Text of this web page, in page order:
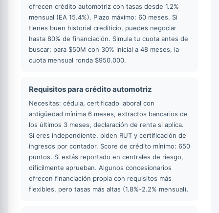
ofrecen crédito automotriz con tasas desde 1.2%
mensual (EA 15.4%). Plazo máximo: 60 meses. Si
tienes buen historial crediticio, puedes negociar
hasta 80% de financiación. Simula tu cuota antes de
buscar: para $50M con 30% inicial a 48 meses, la
cuota mensual ronda $950.000.
Requisitos para crédito automotriz
Necesitas: cédula, certificado laboral con
antigüedad mínima 6 meses, extractos bancarios de
los últimos 3 meses, declaración de renta si aplica.
Si eres independiente, piden RUT y certificación de
ingresos por contador. Score de crédito mínimo: 650
puntos. Si estás reportado en centrales de riesgo,
difícilmente aprueban. Algunos concesionarios
ofrecen financiación propia con requisitos más
flexibles, pero tasas más altas (1.8%-2.2% mensual).